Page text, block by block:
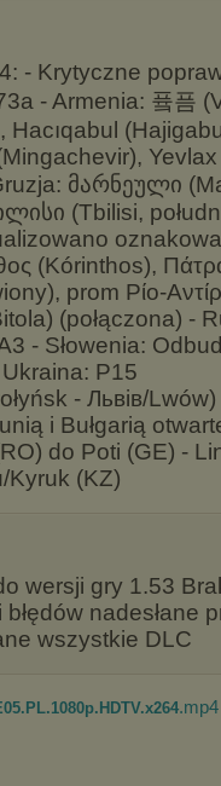
- Krytyczne
- Armenia: 픀픔
მარნეული
(Tbilisi,
(Kórinthos),
prom Ρίο-
(połączona) -
- Słowenia:
P15
- Львів/
i Bułgarią
do Poti (GE) -
Kyruk (KZ)
wersji gry 1.53
nadesłane
wszystkie DLC
.mp4